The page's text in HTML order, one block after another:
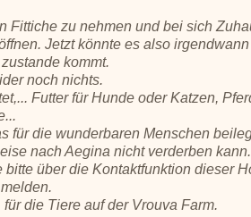
Fittiche zu nehmen und bei sich
Jetzt könnte es also
kommt.
noch nichts.
Futter für Hunde oder Katzen,
für die wunderbaren Menschen
nach Aegina nicht verderben
bitte über die Kontaktfunktion dieser
die Tiere auf der Vrouva Farm.